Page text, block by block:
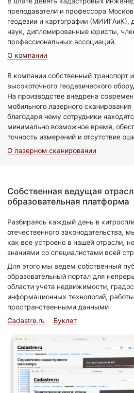
преподаватели и профессора
геодезии и картографии (МИИГАиК),
наук, дипломированные юристы,
профессиональных ассоциаций.
О компании
В компании собственный транспорт
высокоточного геодезического
На производстве внедрена
мобильного лазерного
благодаря чему сотрудники
минимально возможное время,
точность измерений и отсутствие
О лазерном сканировании
Собственная ведущая
образовательная платформа
Разбираясь каждый день в
отечественного законодательства,
как все устроено в нашей отрасли,
знаниями со специалистами всей
Для этого мы ведем собственный
образовательный портал для
области учета недвижимости,
информационных технологий,
пространственными данными
Cadastre.ru
Буклет